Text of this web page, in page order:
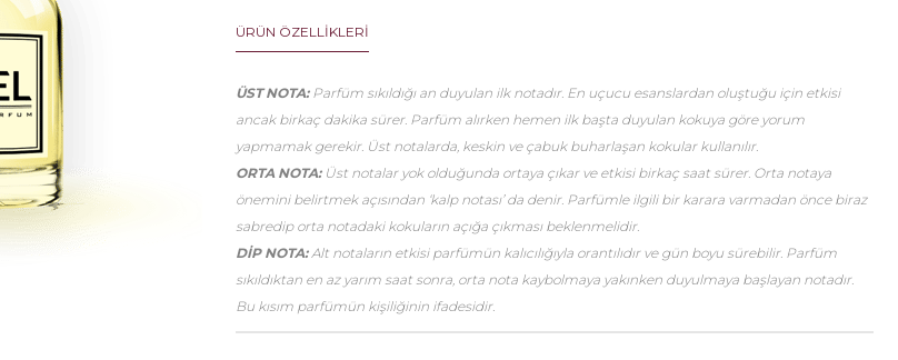
ÜRÜN ÖZELLIKLERI
ÜST NOTA:Parfüm sıkıldığı an duyulan ilk notadır. En uçucu esanslardan oluştuğu için etkisi
ancak birkaç dakika sürer. Parfüm alırken hemen ilk başta duyulan kokuya göre yorum
yapmamak gerekir. Üst notalarda, keskin ve çabuk buharlaşan kokular kullanılır.
ORTA NOTA: Üst notalar yok olduğunda ortaya çıkar ve etkisi birkaç saat sürer. Orta notaya
önemini belirtmek açısından ‘kalp notası’ da denir. Parfümle ilgili bir karara varmadan önce biraz
sabredip orta notadaki kokuların açığa çıkması beklenmelidir.
DİP NOTA:Alt notaların etkisi parfümün kalıcılığıyla orantılıdır ve gün boyu sürebilir. Parfüm
sıkıldıktan en az yarım saat sonra, orta nota kaybolmaya yakınken duyulmaya başlayan notadır.
Bu kısım parfümün kişiliğinin ifadesidir.